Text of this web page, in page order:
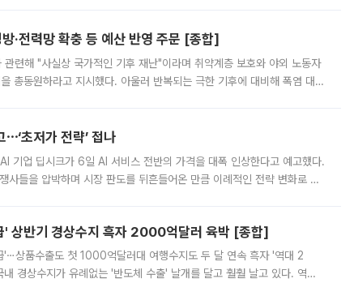
·전력망 확충 등 예산 반영 주문 [종합]
련해 "사실상 국가적인 기후 재난"이라며 취약계층 보호와 야외 노동자
총동원하라고 지시했다. 아울러 반복되는 극한 기후에 대비해 폭염 대응
초저가 전략’ 접나
기업 딥시크가 6일 AI 서비스 전반의 가격을 대폭 인상한다고 예고했다.
사들을 압박하며 시장 판도를 뒤흔들어온 만큼 이례적인 전략 변화로 평
' 상반기 경상수지 흑자 2000억달러 육박 [종합]
상품수출도 첫 1000억달러대 여행수지도 두 달 연속 흑자 '역대 2
경상수지가 유례없는 '반도체 수출' 날개를 달고 훨훨 날고 있다. 역대